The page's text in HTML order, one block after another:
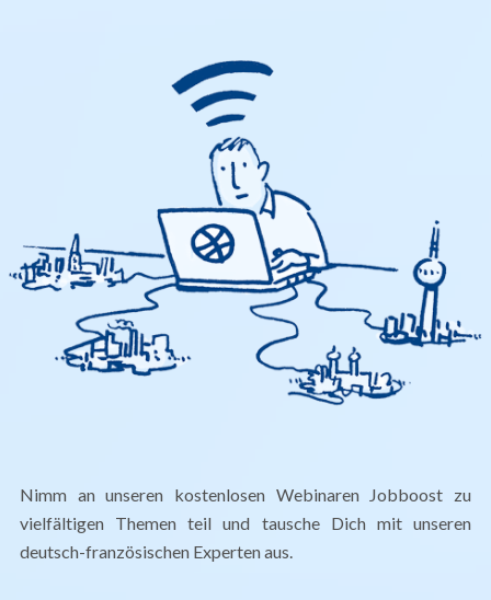
Nimm an unseren kostenlosen Webinaren Jobboost zu
vielfältigen Themen teil und tausche Dich mit unseren
deutsch-französischen Experten aus.